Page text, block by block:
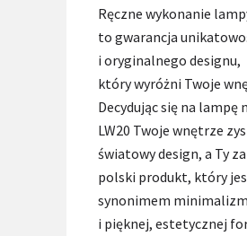
Ręczne wykonanie
to gwarancja
i oryginalnego designu,
który wyróżni Twoje
Decydując się na lampę
LW20 Twoje wnętrze
światowy design, a Ty
polski produkt, który
synonimem
i pięknej, estetycznej